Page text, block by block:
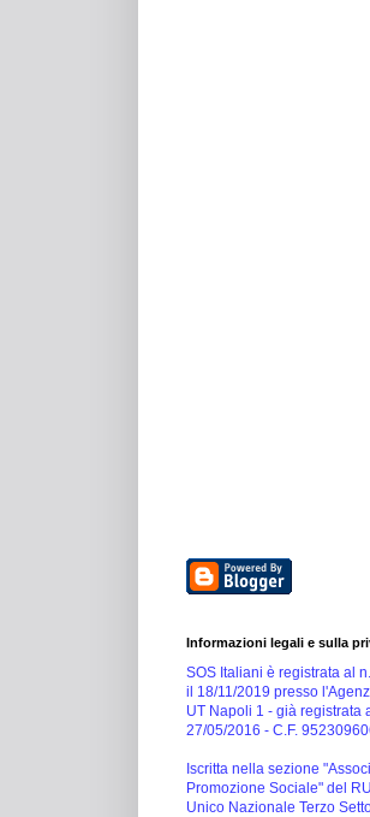
Informazioni legali e sulla
SOS Italiani è registrata al
il 18/11/2019 presso
UT Napoli 1 - già registrata
27/05/2016 - C.F.
Iscritta nella sezione
Promozione Sociale" del
Unico Nazionale Terzo